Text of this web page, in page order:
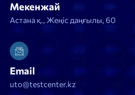
Мекенжай
Астана қ., Жеңіс даңғылы, 60
Email
uto@testcenter.kz